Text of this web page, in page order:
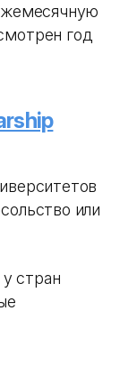
год
или
стран